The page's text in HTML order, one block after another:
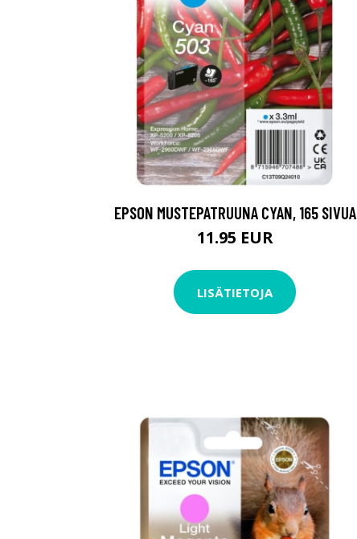
EPSON MUSTEPATRUUNA CYAN, 165 SIVUA
11.95 EUR
LISÄTIETOJA